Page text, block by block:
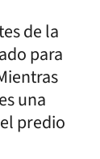
de la
para
una
predio